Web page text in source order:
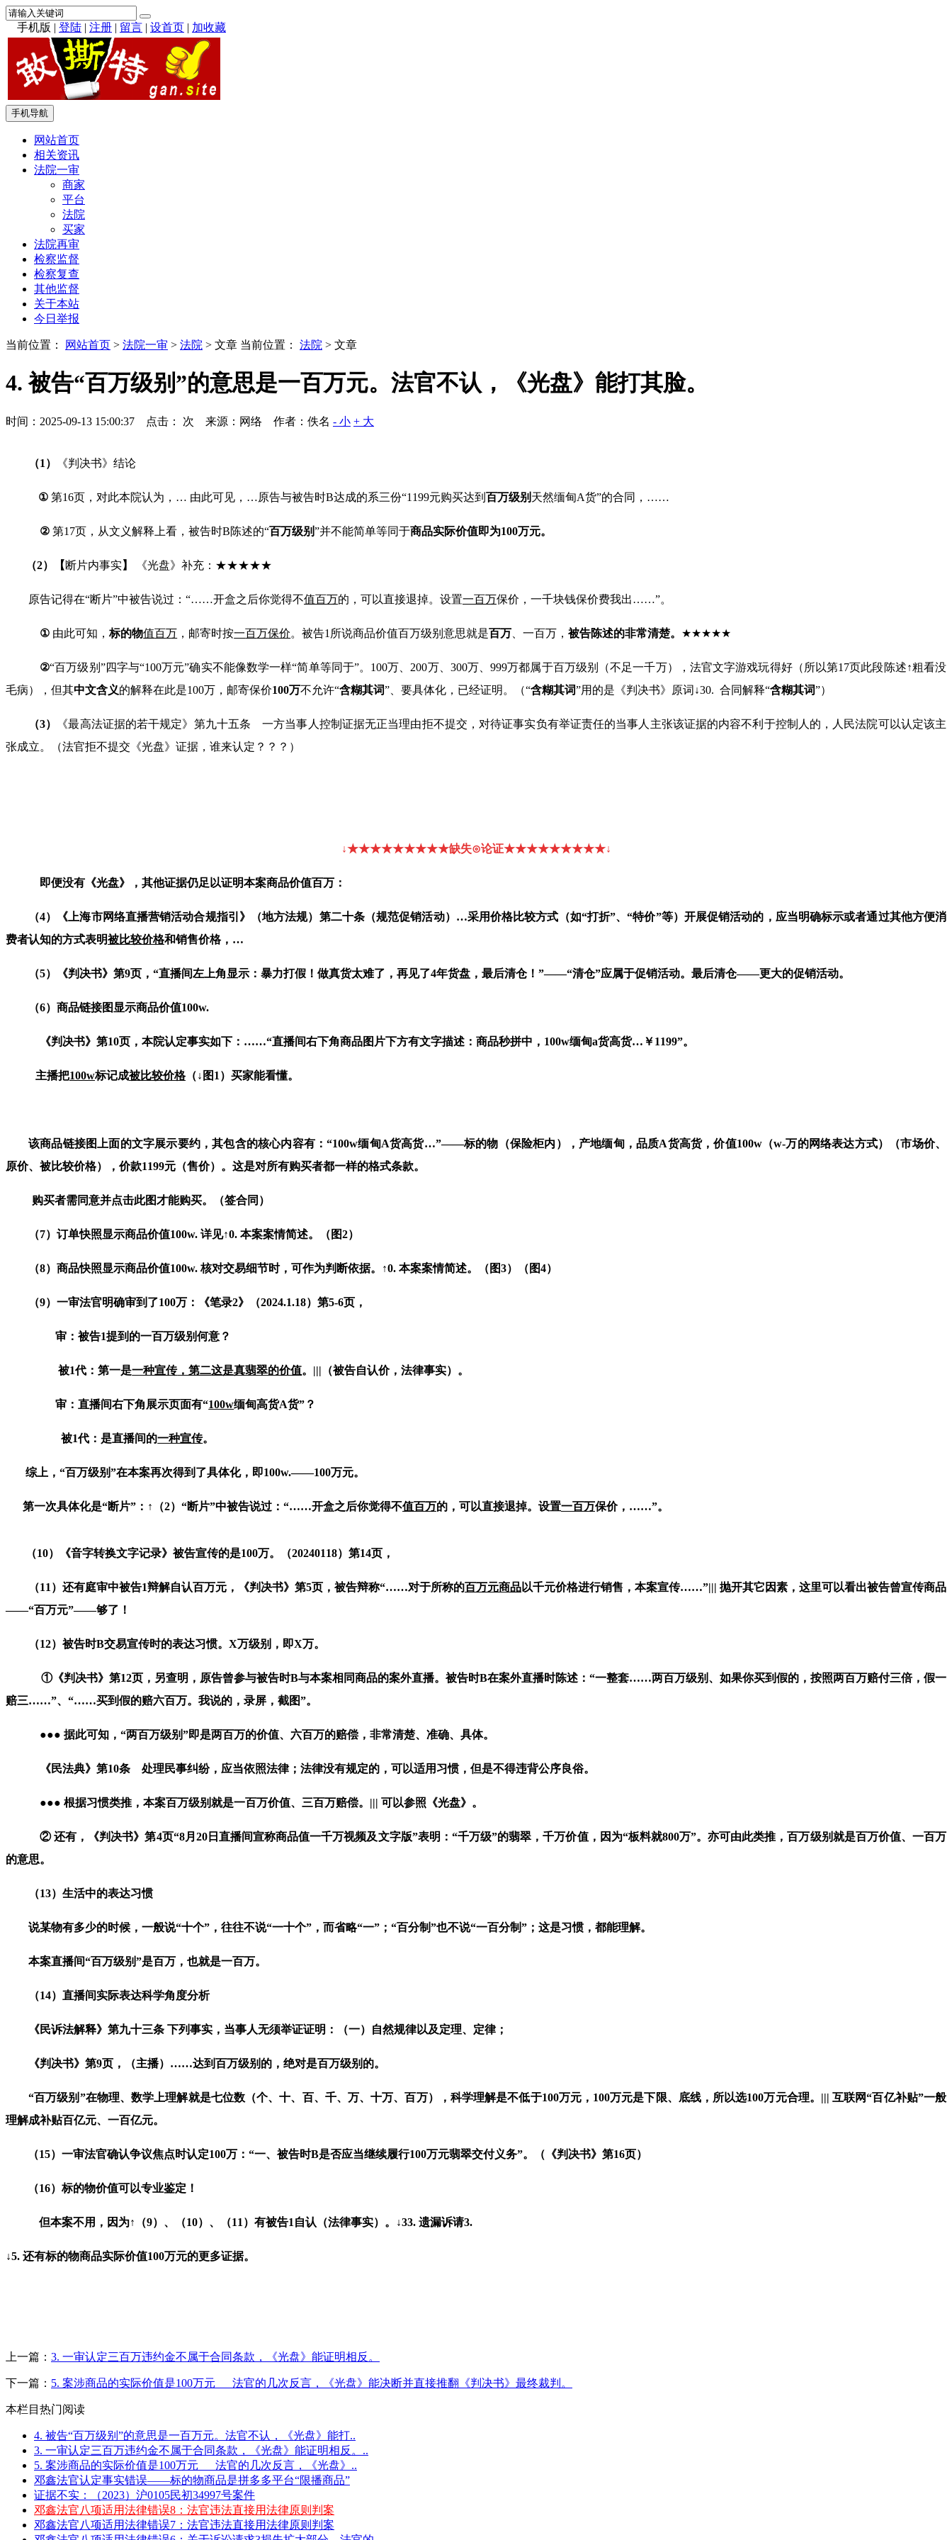
手机版 | 登陆 | 注册 | 留言 | 设首页 | 加收藏
手机导航
网站首页
相关资讯
法院一审
商家
平台
法院
买家
法院再审
检察监督
检察复查
其他监督
关于本站
今日举报
当前位置： 网站首页 > 法院一审 > 法院 > 文章 当前位置： 法院 > 文章
4. 被告“百万级别”的意思是一百万元。法官不认，《光盘》能打其脸。
时间：2025-09-13 15:00:37 点击： 次 来源：网络 作者：佚名 - 小 + 大
（1 ） 《判决书》结论
① 第16页，对此本院认为， … 由此可见， …原告与被告时B达成的系三份“1199元购买达到 百万级别 天然缅甸A货”的合同， ……
② 第17页，从文义解释上看，被告时B陈述的“百万级别”并不能简单等同于商品实际价值即为100万元。
（2） 【 断片内事实】 《光盘》补充：★★★★★
原告记得在“断片”中被告说过： “……开盒之后你觉得不值百万的，可以直接退掉。设置一百万保价，一千块钱保价费我出……”。
① 由此可知，标的物值百万 ，邮寄时按一百万保价。被告1 所说商品价值百万级别意思就是百万 、一百万，被告陈述的非常清楚。 ★★★★★
②“百万级别 ”四字与“100万元”确实不能像数学一样“简单等同于”。 100万、 200万、 300万、999万都属于百万级别（不足一千万），法官文字游戏玩得好（所以第17页此段陈述↑粗看没
毛病），但其中文含义的解释在此是100万，邮寄保价100万不允许“含糊其词”、要具体化，已经证明。（“含糊其词”用的是《判决书》原词↓30. 合同解释“含糊其词”）
（3）
《最高法证据的若干规定》第九十五条 一方当事人控制证据无正当理由拒不提交，对待证事实负有举证责任的当事人主张该证据的内容不利于控制人的，人民法院可以认定该主
张成立。（法官拒不提交《光盘》证据，谁来认定？？？）
↓★★★★★★★★★缺失⊙论证★★★★★★★★★↓
即便没有《光盘》，其他证据仍足以证明本案商品价值百万：
（4）《上海市网络直播营销活动合规指引》（地方法规）第二十条（规范促销活动）…采用价格比较方式（如“打折”、“特价”等）开展促销活动的，应当明确标示或者通过其他方便消
费者认知的方式表明被比较价格和销售价格，…
（5） 《判决书》第9页， “直播间左上角显示：暴力打假！做真货太难了，再见了4年货盘，最后清仓！”——“清仓”应属于促销活动。 最后清仓——更大的促销活动。
（6） 商品链接图显示商品价值100w.
《判决书》第10页，本院认定事实如下： ……“直播间右下角商品图片下方有文字描述：商品秒拼中， 100w缅甸a货高货… ￥1199”。
主播把100w标记成被比较价格（↓图1 ）买家能看懂。
该商品链接图上面的文字展示要约，其包含的核心内容有：“100w缅甸A货高货…”——标的物（保险柜内），产地缅甸，品质A货高货，价值100w（w-万的网络表达方式）（市场价、
原价、被比较价格），价款1199元（售价）。这是对所有购买者都一样的格式条款。
购买者需同意并点击此图才能购买。（签合同）
（7）订单快照显示商品价值100w. 详见↑0. 本案案情简述。（图2）
（8）商品快照显示商品价值100w. 核对交易细节时，可作为判断依据。 ↑0. 本案案情简述。（图3）（图4）
（9）一审法官明确审到了100万：《笔录2》 （2024.1.18） 第5-6页，
审：被告1提到的一百万级别何意？
被1代：第一是一种宣传，第二这是真翡翠的价值。 ||| （被告自认价，法律事实）。
审：直播间右下角展示页面有“100w缅甸高货A货” ？
被1代：是直播间的一种宣传。
综上，“百万级别”在本案再次得到了具体化，即100w.——100万元。
第一次具体化是“断片”： ↑（2） “断片”中被告说过： “……开盒之后你觉得不值百万的，可以直接退掉。设置一百万保价， ……”。
（10）《音字转换文字记录》被告宣传的是100万。（20240118）第14页，
（11 ）还有庭审中被告1辩解自认百万元， 《判决书》第5页，被告辩称“……对于所称的百万元商品以千元价格进行销售， 本案宣传……”||| 抛开其它因素，这里可以看出被告曾宣传商品
——“百万元”——够了 ！
（12） 被告时B交易宣传时的表达习惯。 X万级别，即X万。
①《判决书》第12页，另查明， 原告曾参与被告时B与本案相 同商品的案外直播。 被告时B在案外直播时陈述：“一整套……两百万级别 、如果你买到假的， 按照两百万赔付三倍，假一
赔三……”、 “……买到假的赔六百万。我说的，录屏，截图”。
●●● 据此可知，“两百万级别”即是两百万的价值、六百万的赔偿，非常清楚、准确、具体。
《民法典》 第10条 处理民事纠纷，应当依照法律；法律没有规定的，可以适用 习惯，但是不得违背公序良俗。
●●● 根据习惯类推，本案百万级别就是一百万价值、三百万赔偿。 ||| 可以参照《光盘》。
② 还有，《判决书》第4页“8月 20日直播间宣称商品值一千万视频及文字版”表明：“千万级”的翡翠，千万价值，因为“板料就800万”。亦可由此类推，百万级别就是百万价值、一百万
的意思。
（13） 生活中的表达习惯
说某物有多少的时候，一般说“十个” ，往往不说“一十个” ，而省略“一” ； “百分制”也不说“一百分制” ；这是习惯，都能理解。
本案直播间“百万级别”是百万，也就是一百万。
（14）直播间实际表达科学角 度分析
《民诉法解释》第九十三条 下列事实，当事人无须举证证明：（一） 自然规律以及定理、 定律；
《判决书》第9页，（主播） ……达到百万级别的，绝对是百万级别的。
“百万级别”在物理、数学 上理解就是七位数（个、十、百、千、万、十万、百万） ，科学理解是不低于100万元， 100万元是下限、底线，所以选100万元合理。 |||互联网“百亿补贴”一般
理解成补贴百亿元、一百亿元。
（15）一审法官确认争议焦点时认定100万： “一、被告时B是否应当继续履行100万元翡翠交付义务”。（《判决书》第16页）
（16） 标的物价值可以专业鉴定！
但本案不用，因为↑（9）、（10）、（11 ）有被告1 自认（法律事实）。 ↓33. 遗漏诉请3.
↓5. 还有标的物商品实际价值100万元的更多证据。
上一篇： 3. 一审认定三百万违约金不属于合同条款，《光盘》能证明相反。
下一篇： 5. 案涉商品的实际价值是100万元___法官的几次反言，《光盘》能决断并直接推翻《判决书》最终裁判。
本栏目热门阅读
4. 被告“百万级别”的意思是一百万元。法官不认，《光盘》能打..
3. 一审认定三百万违约金不属于合同条款，《光盘》能证明相反。..
5. 案涉商品的实际价值是100万元___法官的几次反言，《光盘》..
邓鑫法官认定事实错误——标的物商品是拼多多平台“限播商品”
证据不实：（2023）沪0105民初34997号案件
邓鑫法官八项适用法律错误8：法官违法直接用法律原则判案
邓鑫法官八项适用法律错误7：法官违法直接用法律原则判案